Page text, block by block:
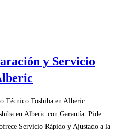
y Servicio
Técnico Toshiba en Alberic.
en Alberic con Garantía. Pide
Servicio Rápido y Ajustado a la